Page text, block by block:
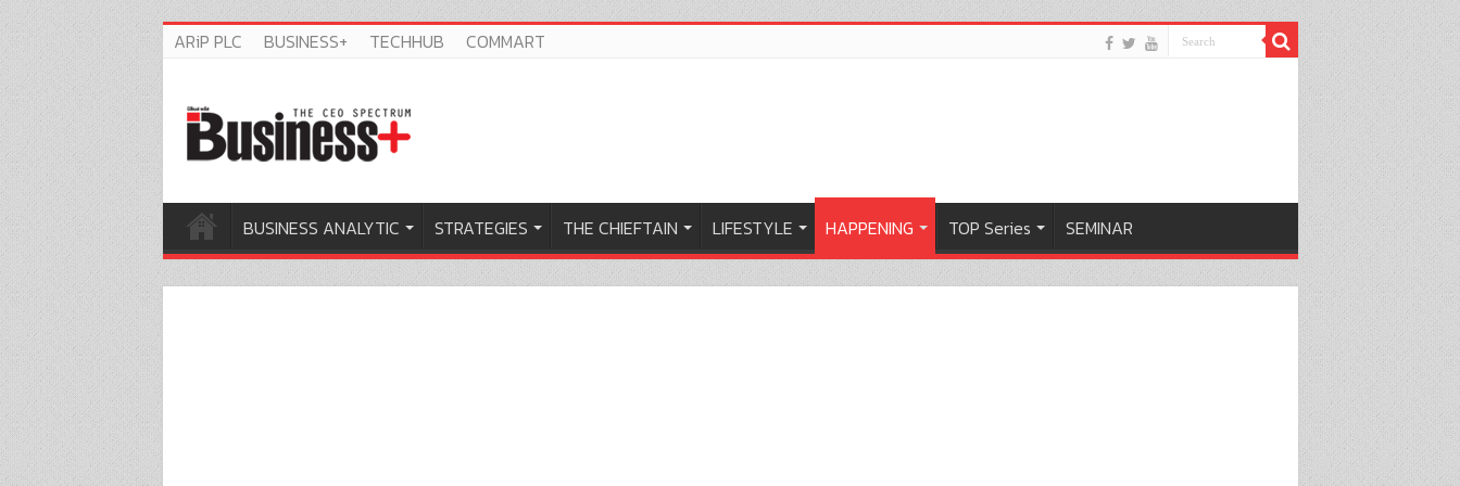
ARiP PLC BUSINESS+ TECHHUB COMMART
BUSINESS ANALYTIC STRATEGIES THE CHIEFTAIN LIFESTYLE HAPPENING TOP Series SEMINAR